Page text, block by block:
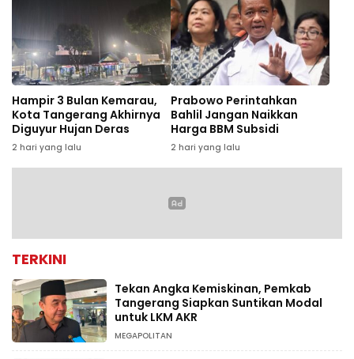
Hampir 3 Bulan Kemarau,
Kota Tangerang Akhirnya
Diguyur Hujan Deras
2 hari yang lalu
Prabowo Perintahkan
Bahlil Jangan Naikkan
Harga BBM Subsidi
2 hari yang lalu
TERKINI
Tekan Angka Kemiskinan, Pemkab
Tangerang Siapkan Suntikan Modal
untuk LKM AKR
MEGAPOLITAN